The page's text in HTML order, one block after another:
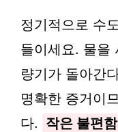
정기적으로 수
들이세요. 물을
량기가 돌아간
명확한 증거이
다. 작은 불편